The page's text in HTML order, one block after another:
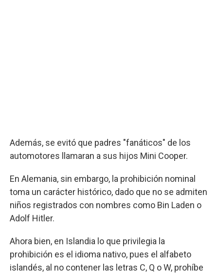
Además, se evitó que padres "fanáticos" de los
automotores llamaran a sus hijos Mini Cooper.
En Alemania, sin embargo, la prohibición nominal
toma un carácter histórico, dado que no se admiten
niños registrados con nombres como Bin Laden o
Adolf Hitler.
Ahora bien, en Islandia lo que privilegia la
prohibición es el idioma nativo, pues el alfabeto
islandés, al no contener las letras C, Q o W, prohíbe